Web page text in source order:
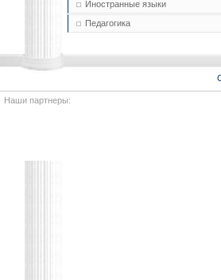
Иностранные языки
Педагогика
Наши партнеры: